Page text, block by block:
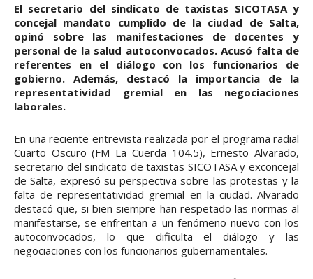
El secretario del sindicato de taxistas SICOTASA y
concejal mandato cumplido de la ciudad de Salta,
opinó sobre las manifestaciones de docentes y
personal de la salud autoconvocados. Acusó falta de
referentes en el diálogo con los funcionarios de
gobierno. Además, destacó la importancia de la
representatividad gremial en las negociaciones
laborales.
En una reciente entrevista realizada por el programa radial
Cuarto Oscuro (FM La Cuerda 104.5), Ernesto Alvarado,
secretario del sindicato de taxistas SICOTASA y exconcejal
de Salta, expresó su perspectiva sobre las protestas y la
falta de representatividad gremial en la ciudad. Alvarado
destacó que, si bien siempre han respetado las normas al
manifestarse, se enfrentan a un fenómeno nuevo con los
autoconvocados, lo que dificulta el diálogo y las
negociaciones con los funcionarios gubernamentales.